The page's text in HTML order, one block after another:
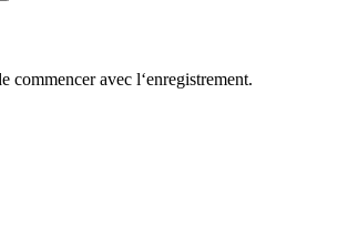
commencer avec l‘enregistrement.